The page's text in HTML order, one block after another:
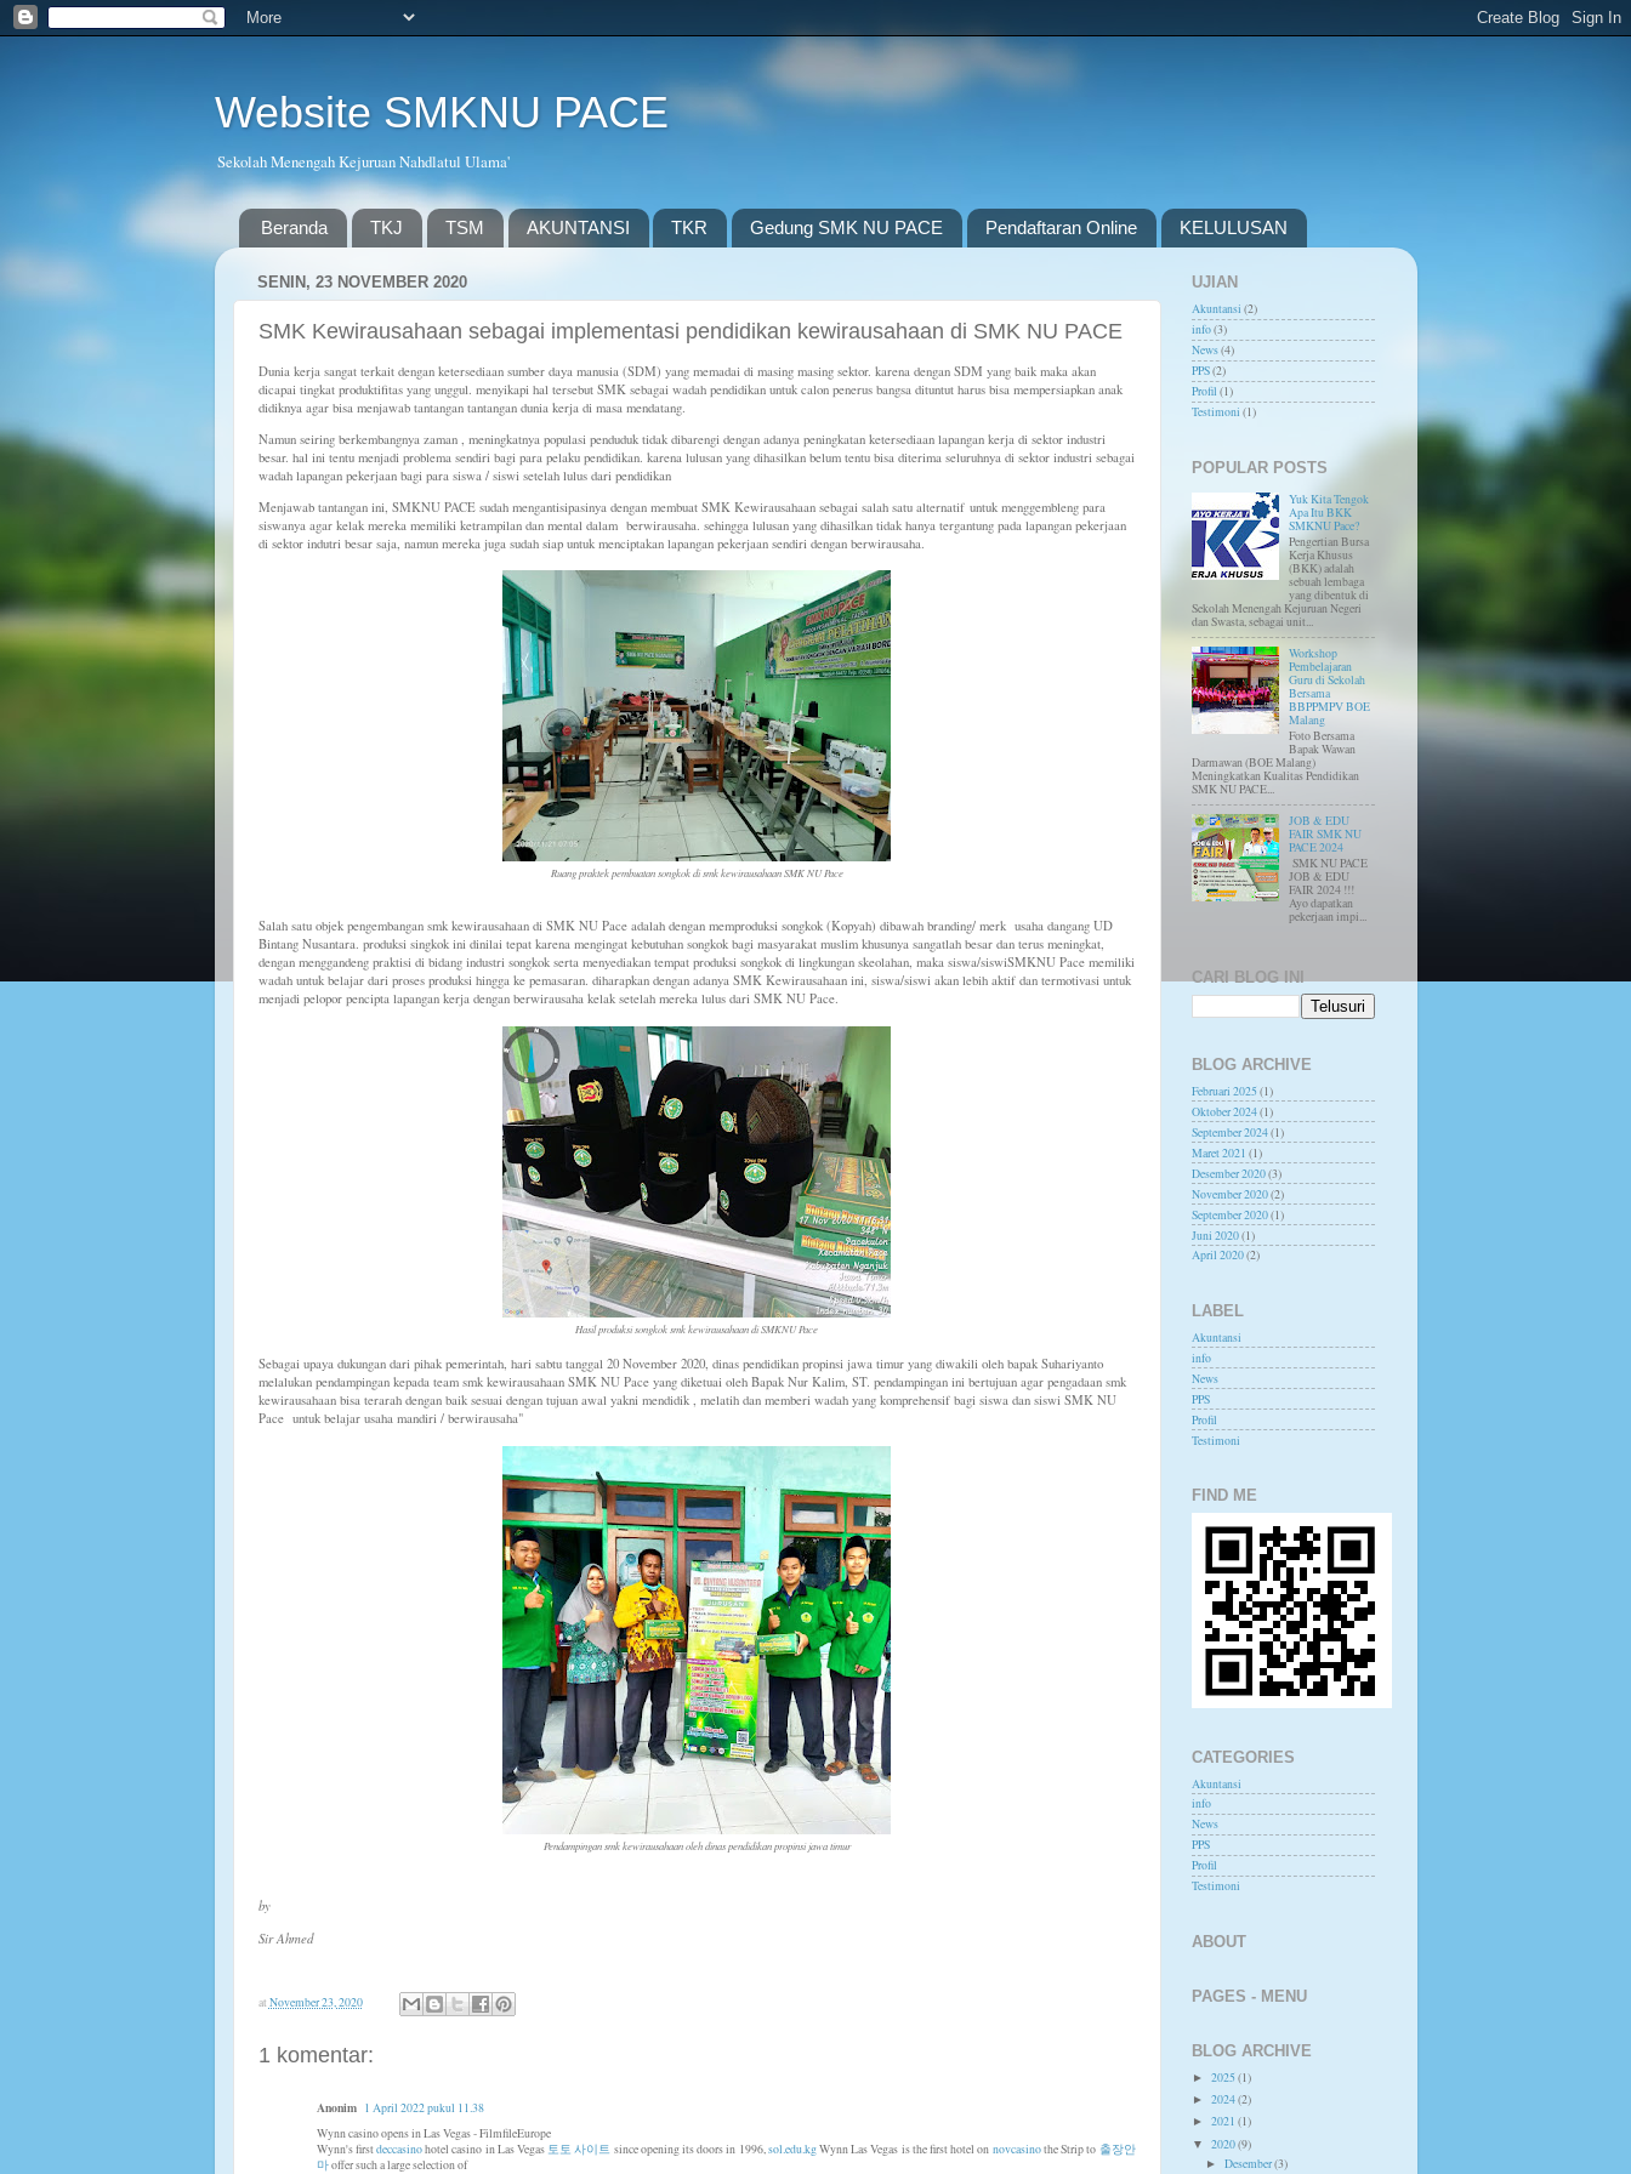
Website SMKNU PACE
Sekolah Menengah Kejuruan Nahdlatul Ulama'
Beranda TKJ TSM AKUNTANSI TKR Gedung SMK NU PACE Pendaftaran Online KELULUSAN
SENIN, 23 NOVEMBER 2020
SMK Kewirausahaan sebagai implementasi pendidikan kewirausahaan di SMK NU PACE
Dunia kerja sangat terkait dengan ketersediaan sumber daya manusia (SDM) yang memadai di masing masing sektor. karena dengan SDM yang baik maka akan
dicapai tingkat produktifitas yang unggul. menyikapi hal tersebut SMK sebagai wadah pendidikan untuk calon penerus bangsa dituntut harus bisa mempersiapkan anak
didiknya agar bisa menjawab tantangan tantangan dunia kerja di masa mendatang.
Namun seiring berkembangnya zaman , meningkatnya populasi penduduk tidak dibarengi dengan adanya peningkatan ketersediaan lapangan kerja di sektor industri
besar. hal ini tentu menjadi problema sendiri bagi para pelaku pendidikan. karena lulusan yang dihasilkan belum tentu bisa diterima seluruhnya di sektor industri sebagai
wadah lapangan pekerjaan bagi para siswa / siswi setelah lulus dari pendidikan
Menjawab tantangan ini, SMKNU PACE sudah mengantisipasinya dengan membuat SMK Kewirausahaan sebagai salah satu alternatif untuk menggembleng para
siswanya agar kelak mereka memiliki ketrampilan dan mental dalam berwirausaha. sehingga lulusan yang dihasilkan tidak hanya tergantung pada lapangan pekerjaan
di sektor indutri besar saja, namun mereka juga sudah siap untuk menciptakan lapangan pekerjaan sendiri dengan berwirausaha.
Ruang praktek pembuatan songkok di smk kewirausahaan SMK NU Pace
Salah satu objek pengembangan smk kewirausahaan di SMK NU Pace adalah dengan memproduksi songkok (Kopyah) dibawah branding/ merk usaha dangang UD
Bintang Nusantara. produksi singkok ini dinilai tepat karena mengingat kebutuhan songkok bagi masyarakat muslim khusunya sangatlah besar dan terus meningkat,
dengan menggandeng praktisi di bidang industri songkok serta menyediakan tempat produksi songkok di lingkungan skeolahan, maka siswa/siswiSMKNU Pace memiliki
wadah untuk belajar dari proses produksi hingga ke pemasaran. diharapkan dengan adanya SMK Kewirausahaan ini, siswa/siswi akan lebih aktif dan termotivasi untuk
menjadi pelopor pencipta lapangan kerja dengan berwirausaha kelak setelah mereka lulus dari SMK NU Pace.
Hasil produksi songkok smkkewirausahaan di SMKNU Pace
Sebagai upaya dukungan dari pihak pemerintah, hari sabtu tanggal 20 November 2020, dinas pendidikan propinsi jawa timur yang diwakili oleh bapak Suhariyanto
melalukan pendampingan kepada team smk kewirausahaan SMK NU Pace yang diketuai oleh Bapak Nur Kalim, ST. pendampingan ini bertujuan agar pengadaan smk
kewirausahaan bisa terarah dengan baik sesuai dengan tujuan awal yakni mendidik , melatih dan memberi wadah yang komprehensif bagi siswa dan siswi SMK NU
Pace untuk belajar usaha mandiri / berwirausaha"
Pendampingan smk kewirausahaan oleh dinas pendidikan propinsi jawa timur
by
Sir Ahmed
at November 23, 2020
1 komentar:
Anonim 1 April 2022 pukul 11.38
Wynn casino opens in Las Vegas - FilmfileEurope
Wynn's firstdeccasinohotel casino in Las Vegas 토토 사이트 since opening its doors in 1996,sol.edu.kgWynn Las Vegas is the first hotel on novcasinothe Strip to 출장안
마offer such a large selection of
UJIAN
Akuntansi (2)
info(3)
News(4)
PPS(2)
Profil (1)
Testimoni (1)
POPULAR POSTS
Yuk Kita Tengok
Apa Itu BKK
SMKNU Pace?
Pengertian Bursa
Kerja Khusus
(BKK) adalah
sebuah lembaga
yang dibentuk di
Sekolah Menengah Kejuruan Negeri
dan Swasta, sebagai unit...
Workshop
Pembelajaran
Guru di Sekolah
Bersama
BBPPMPV BOE
Malang
Foto Bersama
Bapak Wawan
Darmawan (BOE Malang)
Meningkatkan Kualitas Pendidikan
SMK NU PACE...
JOB & EDU
FAIR SMK NU
PACE 2024
SMK NU PACE
JOB & EDU
FAIR 2024 !!!
Ayo dapatkan
pekerjaan impi...
CARI BLOG INI
BLOG ARCHIVE
Februari 2025(1)
Oktober 2024(1)
September 2024(1)
Maret 2021 (1)
Desember 2020(3)
November 2020(2)
September 2020(1)
Juni 2020(1)
April 2020(2)
LABEL
Akuntansi
info
News
PPS
Profil
Testimoni
FIND ME
CATEGORIES
Akuntansi
info
News
PPS
Profil
Testimoni
ABOUT
PAGES - MENU
BLOG ARCHIVE
► 2025(1)
► 2024(2)
► 2021 (1)
▼ 2020(9)
►Desember(3)